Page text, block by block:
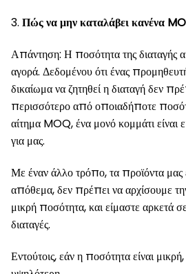
3. Πώς να μην καταλάβει κανένα
Απάντηση: Η ποσότητα της διαταγής
αγορά. Δεδομένου ότι ένας
δικαίωμα να ζητηθεί η διαταγή δεν
περισσότερο από οποιαδήποτε
αίτημα MOQ, ένα μονό κομμάτι είναι
για μας.
Με έναν άλλο τρόπο, τα προϊόντα μας
απόθεμα, δεν πρέπει να αρχίσουμε
μικρή ποσότητα, και είμαστε αρκετά
διαταγές.
Εντούτοις, εάν η ποσότητα είναι μικρή,